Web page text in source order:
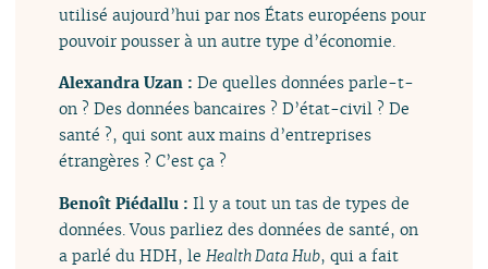
utilisé aujourd’hui par nos États européens pour
pouvoir pousser à un autre type d’économie.
Alexandra Uzan :De quelles données parle-t-
on ? Des données bancaires ? D’état-civil ? De
santé ?, qui sont aux mains d’entreprises
étrangères ? C’est ça ?
Benoît Piédallu :Il y a tout un tas de types de
données. Vous parliez des données de santé, on
a parlé du HDH, le Health Data Hub, qui a fait